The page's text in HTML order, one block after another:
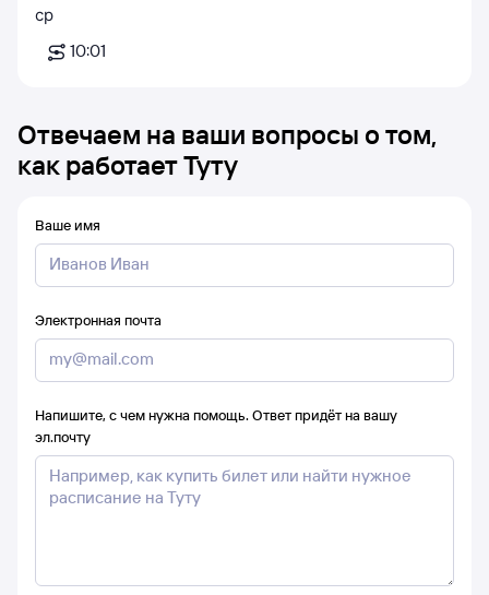
ср
10:01
Отвечаем на ваши вопросы о том,
как работает Туту
Ваше имя
Электронная почта
Напишите, с чем нужна помощь. Ответ придёт на вашу
эл.почту